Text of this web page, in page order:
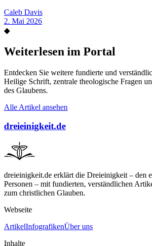
Caleb Davis
2. Mai 2026
◆
Weiterlesen im Portal
Entdecken Sie weitere fundierte und
Heilige Schrift, zentrale theologische Fragen
des Glaubens.
Alle Artikel ansehen
dreieinigkeit.de
dreieinigkeit.de erklärt die Dreieinigkeit – den
Personen – mit fundierten, verständlichen
zum christlichen Glauben.
Webseite
ArtikelInfografikenÜber uns
Inhalte